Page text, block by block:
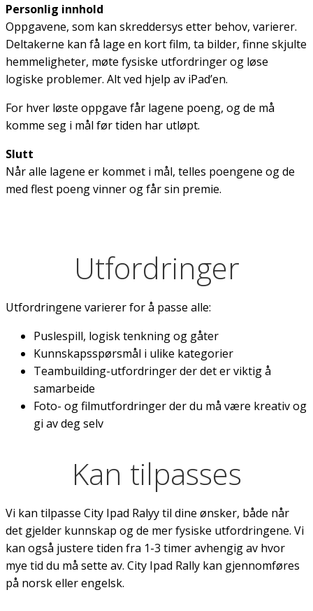
Personlig innhold
Oppgavene, som kan skreddersys etter behov, varierer.
Deltakerne kan få lage en kort film, ta bilder, finne skjulte
hemmeligheter, møte fysiske utfordringer og løse
logiske problemer. Alt ved hjelp av iPad’en.
For hver løste oppgave får lagene poeng, og de må
komme seg i mål før tiden har utløpt.
Slutt
Når alle lagene er kommet i mål, telles poengene og de
med flest poeng vinner og får sin premie.
Utfordringer
Utfordringene varierer for å passe alle:
Puslespill, logisk tenkning og gåter
Kunnskapsspørsmål i ulike kategorier
Teambuilding-utfordringer der det er viktig å
samarbeide
Foto- og filmutfordringer der du må være kreativ og
gi av deg selv
Kan tilpasses
Vi kan tilpasse City Ipad Ralyy til dine ønsker, både når
det gjelder kunnskap og de mer fysiske utfordringene. Vi
kan også justere tiden fra 1-3 timer avhengig av hvor
mye tid du må sette av. City Ipad Rally kan gjennomføres
på norsk eller engelsk.